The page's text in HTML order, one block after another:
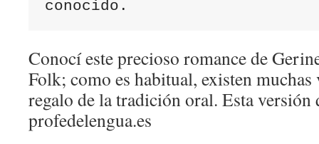
conocido.
Conocí este precioso romance de
Folk; como es habitual, existen
regalo de la tradición oral. Esta versión
profedelengua.es